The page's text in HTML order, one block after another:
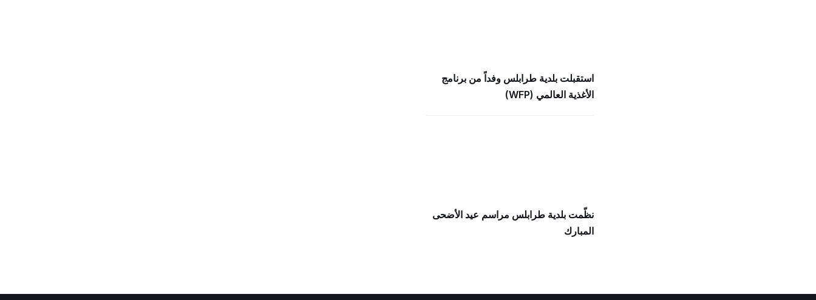
استقبلت بلدية طرابلس وفداً من برنامج
الأغذية العالمي (WFP)
نظّمت بلدية طرابلس مراسم عيد الأضحى
المبارك